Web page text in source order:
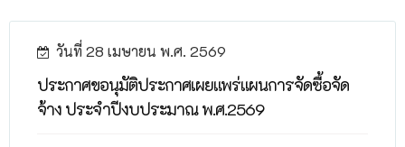
วันที่ 28 เมษายน พ.ศ. 2569
ประกาศขอนุมัติประกาศเผยแพร่แผนการจัดซื้อจัด
จ้าง ประจำปีงบประมาณ พ.ศ.2569